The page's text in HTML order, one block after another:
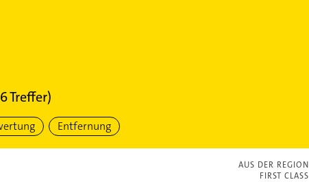
Treffer)
Entfernung
AUS DER REGION
FIRST CLASS